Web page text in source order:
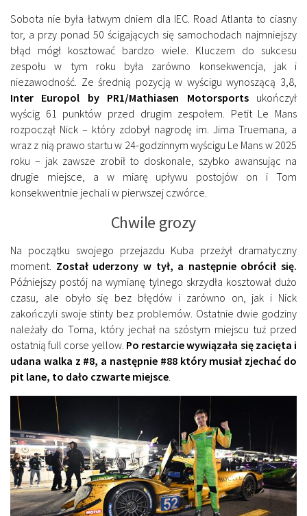
Sobota nie była łatwym dniem dla IEC. Road Atlanta to ciasny
tor, a przy ponad 50 ścigających się samochodach najmniejszy
błąd mógł kosztować bardzo wiele. Kluczem do sukcesu
zespołu w tym roku była zarówno konsekwencja, jak i
niezawodność. Ze średnią pozycją w wyścigu wynoszącą 3,8,
Inter Europol by PR1/Mathiasen Motorsportsukończył
wyścig 61 punktów przed drugim zespołem. Petit Le Mans
rozpoczął Nick – który zdobył nagrodę im. Jima Truemana, a
wraz z nią prawo startu w 24-godzinnym wyścigu Le Mans w 2025
roku – jak zawsze zrobił to doskonale, szybko awansując na
drugie miejsce, a w miarę upływu postojów on i Tom
konsekwentnie jechali w pierwszej czwórce.
Chwile grozy
Na początku swojego przejazdu Kuba przeżył dramatyczny
moment. Został uderzony w tył, a następnie obrócił się.
Późniejszy postój na wymianę tylnego skrzydła kosztował dużo
czasu, ale obyło się bez błędów i zarówno on, jak i Nick
zakończyli swoje stinty bez problemów. Ostatnie dwie godziny
należały do Toma, który jechał na szóstym miejscu tuż przed
ostatnią full corse yellow. Po restarcie wywiązała się zacięta i
udana walka z #8, a następnie #88 który musiał zjechać do
pit lane, to dało czwarte miejsce